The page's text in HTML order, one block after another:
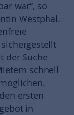
war“, so
Westphal.
der Suche
schnell
ersten
in